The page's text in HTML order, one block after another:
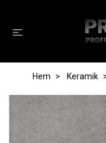
Hem Keramik